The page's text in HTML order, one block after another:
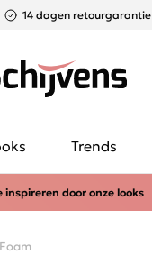
14 dagen retourgarantie
Trends
inspireren door onze looks